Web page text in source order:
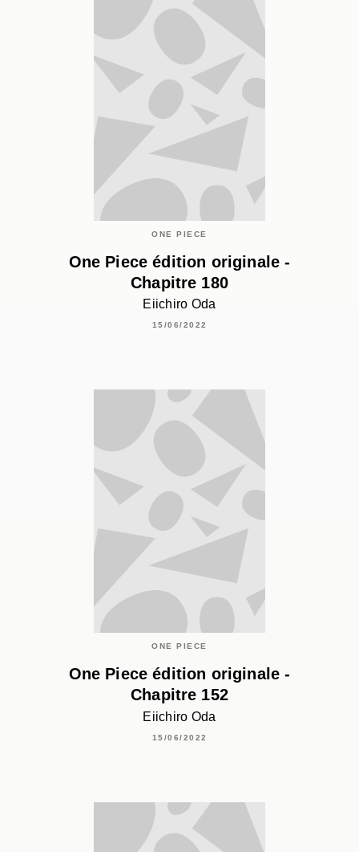
ONE PIECE
One Piece édition originale -
Chapitre 180
Eiichiro Oda
15/06/2022
ONE PIECE
One Piece édition originale -
Chapitre 152
Eiichiro Oda
15/06/2022